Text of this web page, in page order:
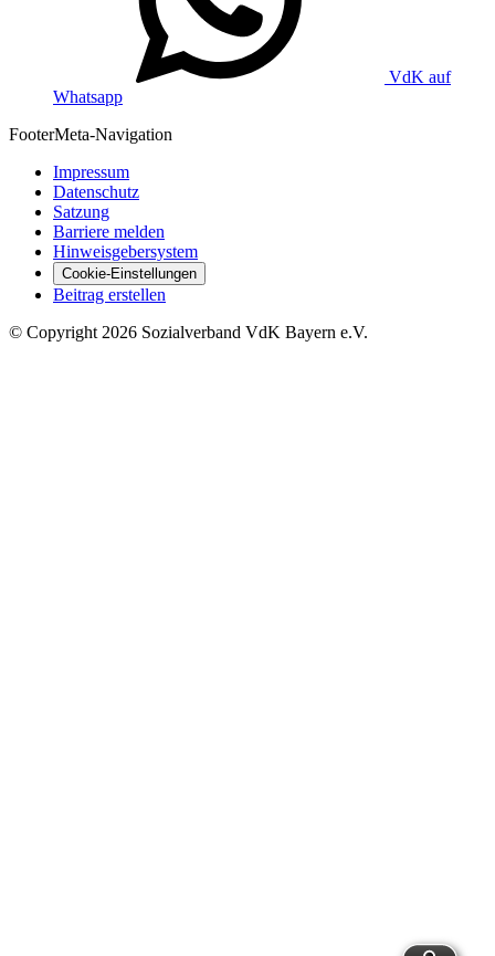
VdK auf
Whatsapp
FooterMeta-Navigation
Impressum
Datenschutz
Satzung
Barriere melden
Hinweisgebersystem
Cookie-Einstellungen
Beitrag erstellen
© Copyright 2026 Sozialverband VdK Bayern e.V.